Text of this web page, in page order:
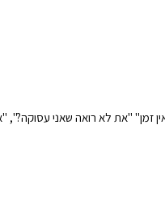
זמן" "את לא רואה שאני